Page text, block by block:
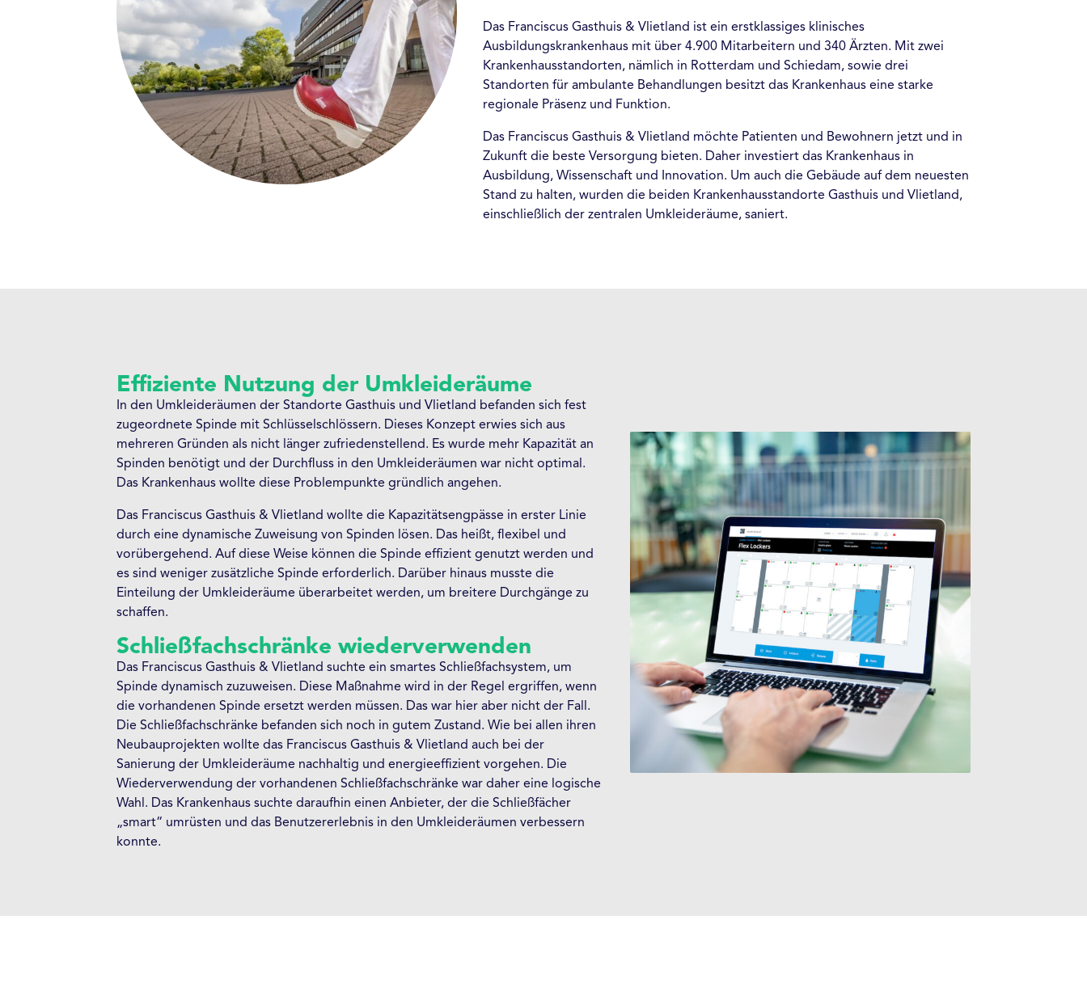
Das Franciscus Gasthuis & Vlietland ist ein erstklassiges klinisches
Ausbildungskrankenhaus mit über 4.900 Mitarbeitern und 340 Ärzten. Mit zwei
Krankenhausstandorten, nämlich in Rotterdam und Schiedam, sowie drei
Standorten für ambulante Behandlungen besitzt das Krankenhaus eine starke
regionale Präsenz und Funktion.
Das Franciscus Gasthuis & Vlietland möchte Patienten und Bewohnern jetzt und in
Zukunft die beste Versorgung bieten. Daher investiert das Krankenhaus in
Ausbildung, Wissenschaft und Innovation. Um auch die Gebäude auf dem neuesten
Stand zu halten, wurden die beiden Krankenhausstandorte Gasthuis und Vlietland,
einschließlich der zentralen Umkleideräume, saniert.
Effiziente Nutzung der Umkleideräume
In den Umkleideräumen der Standorte Gasthuis und Vlietland befanden sich fest
zugeordnete Spinde mit Schlüsselschlössern. Dieses Konzept erwies sich aus
mehreren Gründen als nicht länger zufriedenstellend. Es wurde mehr Kapazität an
Spinden benötigt und der Durchfluss in den Umkleideräumen war nicht optimal.
Das Krankenhaus wollte diese Problempunkte gründlich angehen.
Das Franciscus Gasthuis & Vlietland wollte die Kapazitätsengpässe in erster Linie
durch eine dynamische Zuweisung von Spinden lösen. Das heißt, flexibel und
vorübergehend. Auf diese Weise können die Spinde effizient genutzt werden und
es sind weniger zusätzliche Spinde erforderlich. Darüber hinaus musste die
Einteilung der Umkleideräume überarbeitet werden, um breitere Durchgänge zu
schaffen.
Schließfachschränke wiederverwenden
Das Franciscus Gasthuis & Vlietland suchte ein smartes Schließfachsystem, um
Spinde dynamisch zuzuweisen. Diese Maßnahme wird in der Regel ergriffen, wenn
die vorhandenen Spinde ersetzt werden müssen. Das war hier aber nicht der Fall.
Die Schließfachschränke befanden sich noch in gutem Zustand. Wie bei allen ihren
Neubauprojekten wollte das Franciscus Gasthuis & Vlietland auch bei der
Sanierung der Umkleideräume nachhaltig und energieeffizient vorgehen. Die
Wiederverwendung der vorhandenen Schließfachschränke war daher eine logische
Wahl. Das Krankenhaus suchte daraufhin einen Anbieter, der die Schließfächer
„smart“ umrüsten und das Benutzererlebnis in den Umkleideräumen verbessern
konnte.